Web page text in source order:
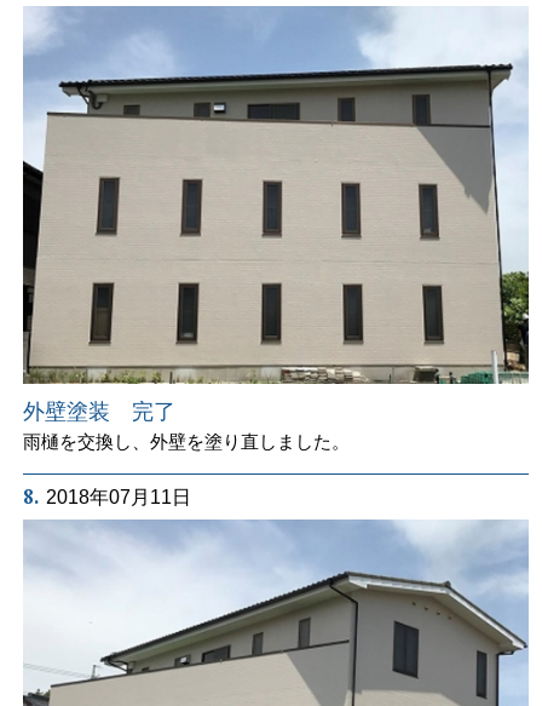
外壁塗装 完了
雨樋を交換し、外壁を塗り直しました。
8. 2018年07月11日